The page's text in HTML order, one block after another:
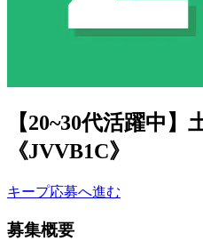
【20~30代活躍中
《JVVB1C》
キープ応募へ進む
募集概要